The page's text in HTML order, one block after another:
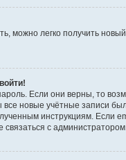
можно легко получить
Если они верны, то
новые учётные записи
инструкциям. Если
с администратором.